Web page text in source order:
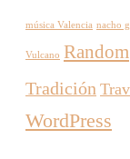
música Valencia nacho
Vulcano Random
Tradición
WordPress